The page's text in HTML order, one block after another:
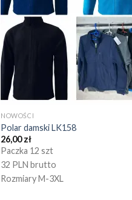
NOWOŚCI
Polar damski LK158
26,00zł
Paczka 12 szt
32 PLN brutto
Rozmiary M-3XL